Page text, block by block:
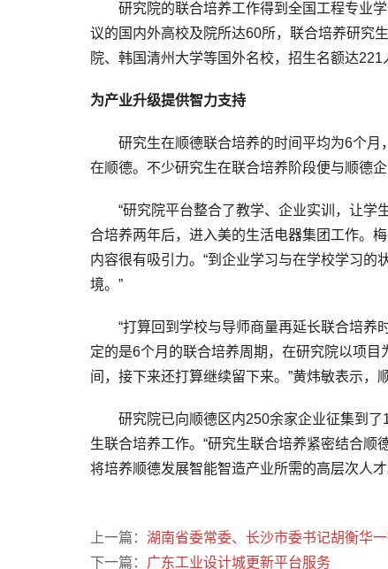
研究院的联合培养工作得到全国工程专业学
议的国内外高校及院所达60所，联合培养研究
院、韩国清州大学等国外名校，招生名额达221
为产业升级提供智力支持
研究生在顺德联合培养的时间平均为6个月
在顺德。不少研究生在联合培养阶段便与顺德
“研究院平台整合了教学、企业实训，让学生
合培养两年后，进入美的生活电器集团工作。
内容很有吸引力。“到企业学习与在学校学习
境。”
“打算回到学校与导师商量再延长联合培养时
定的是6个月的联合培养周期，在研究院以项
间，接下来还打算继续留下来。”黄炜敏表示，
研究院已向顺德区内250余家企业征集到了
生联合培养工作。“研究生联合培养紧密结合顺
将培养顺德发展智能智造产业所需的高层次人才
上一篇： 湖南省委常委、长沙市委书记胡衡华
下一篇： 广东工业设计城更新平台服务